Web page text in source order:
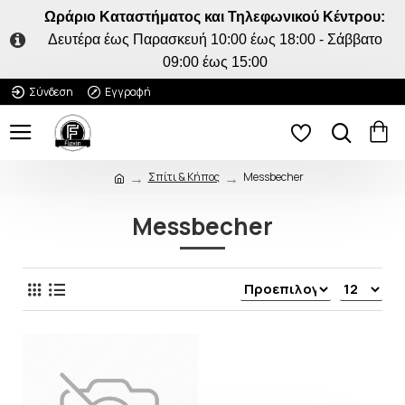
Ωράριο Καταστήματος και Τηλεφωνικού Κέντρου:
Δευτέρα έως Παρασκευή 10:00 έως 18:00 - Σάββατο
09:00 έως 15:00
Σύνδεση
Εγγραφή
Σπίτι & Κήπος Messbecher
Messbecher